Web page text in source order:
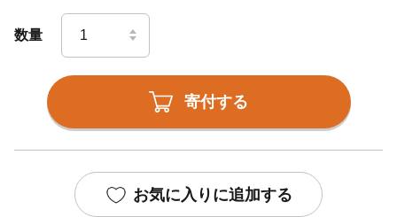
数量
寄付する
お気に入りに追加する